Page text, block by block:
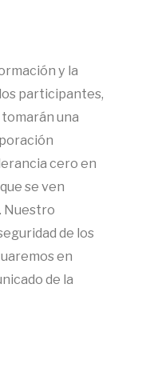
y la
participantes,
una
cero en
se ven
Nuestro
de los
en
de la